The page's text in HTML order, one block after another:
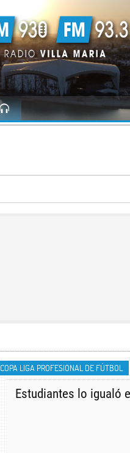
COPA LIGA PROFESIONAL DE FÚTBOL
Estudiantes lo igualó